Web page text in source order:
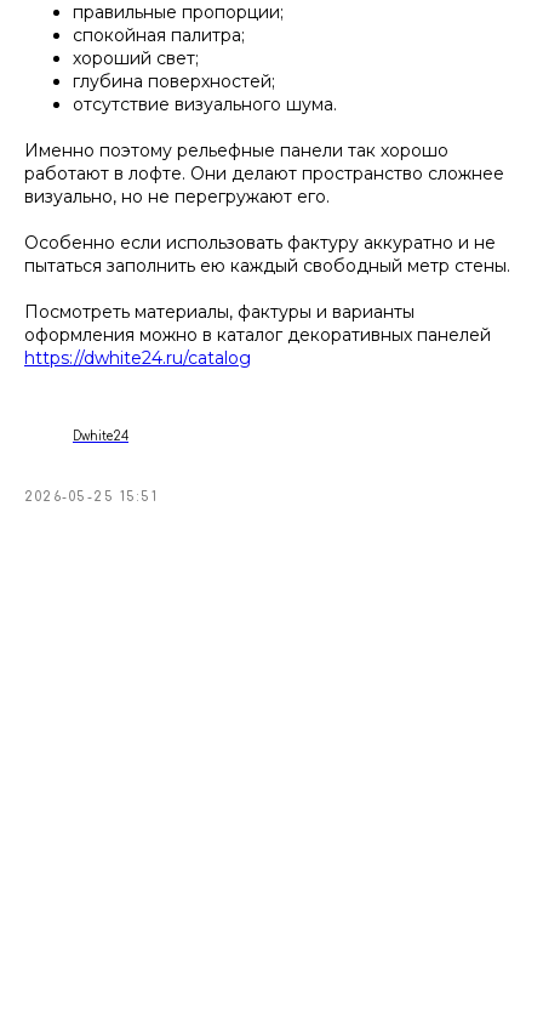
правильные пропорции;
спокойная палитра;
хороший свет;
глубина поверхностей;
отсутствие визуального шума.
Именно поэтому рельефные панели так хорошо
работают в лофте. Они делают пространство сложнее
визуально, но не перегружают его.
Особенно если использовать фактуру аккуратно и не
пытаться заполнить ею каждый свободный метр стены.
Посмотреть материалы, фактуры и варианты
оформления можно в каталог декоративных панелей
https://dwhite24.ru/catalog
Dwhite24
2026-05-25 15:51